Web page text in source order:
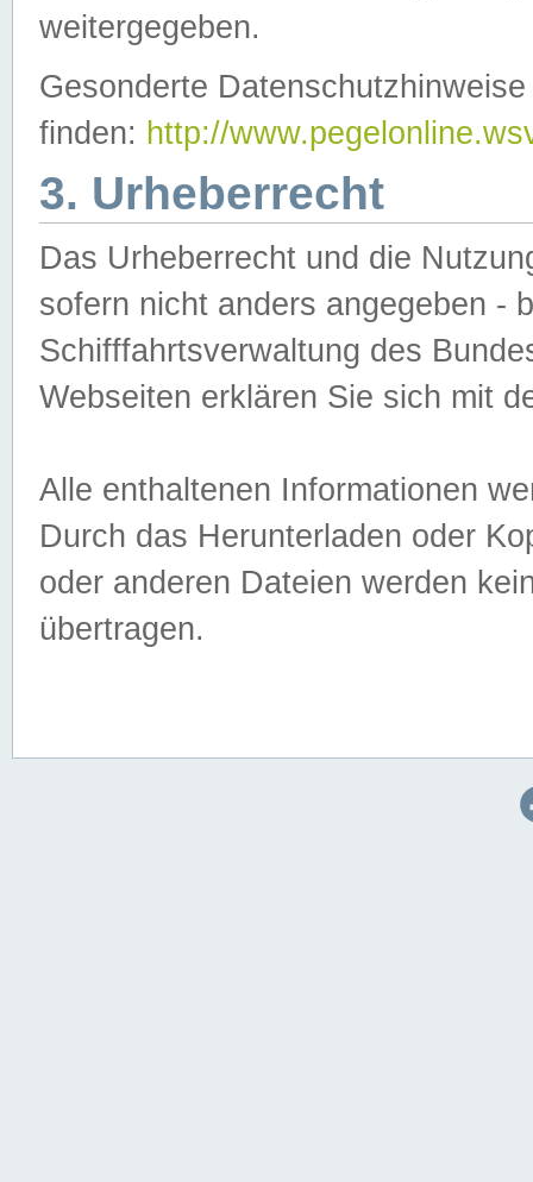
weitergegeben.
Gesonderte
finden: http://
3. Urheberrecht
Das Urheberrecht und die
sofern nicht anders angegeben -
Schifffahrtsverwaltung des
Webseiten erklären Sie sich mit
Alle enthaltenen Informationen
Durch das Herunterladen oder
oder anderen Dateien werden
übertragen.